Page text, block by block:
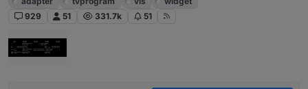
929
51 331.7k 51